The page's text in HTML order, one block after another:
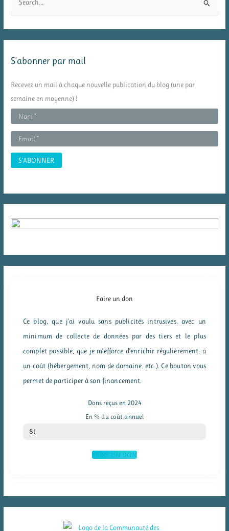
r
:
S’abonner par mail
Recevez un mail à chaque nouvelle publication du blog (une par
semaine en moyenne) !
Faire un don
Ce blog, que j'ai voulu sans publicités intrusives, avec un
minimum de collecte de données par des tiers et le plus
complet possible, que je m'efforce d'enrichir régulièrement, a
un coût (hébergement, nom de domaine, etc.). Ce bouton vous
permet de participer à son financement.
Dons reçus en 2024
En % du coût annuel
% du coût annuel
86
FAIRE UN DON